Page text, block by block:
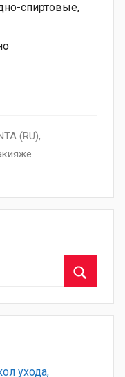
спиртовые,
(RU),
ухода,